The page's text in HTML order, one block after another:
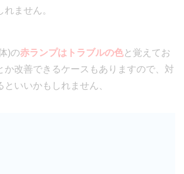
ません。
)の赤ランプはトラブルの色と覚えてお
か改善できるケースもありますので、対
いいかもしれません、